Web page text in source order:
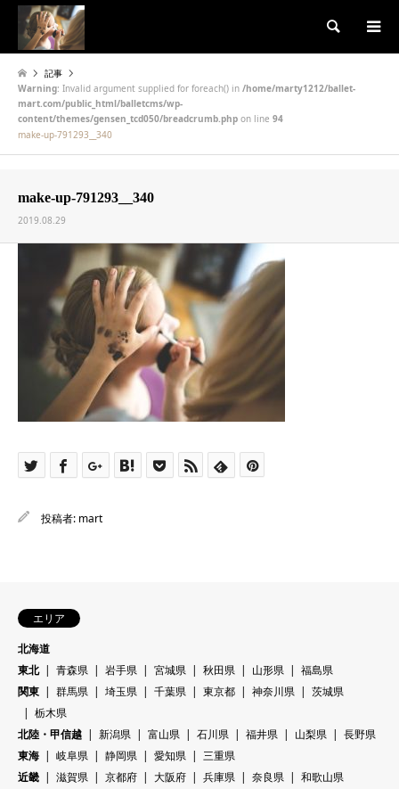
検索
記事
Warning: Invalid argument supplied for foreach() in /home/marty1212/ballet-
mart.com/public_html/balletcms/wp-
content/themes/gensen_tcd050/breadcrumb.php on line 94
make-up-791293__340
make-up-791293__340
2019.08.29
投稿者: mart
エリア
北海道
東北
青森県 岩手県 宮城県 秋田県 山形県
福島県
関東
群馬県 埼玉県 千葉県 東京都 神奈川県
茨城県
栃木県
北陸・甲信越
新潟県 富山県 石川県 福井県 山梨県
長野県
東海
岐阜県 静岡県 愛知県
三重県
近畿
滋賀県 京都府 大阪府 兵庫県 奈良県
和歌山県